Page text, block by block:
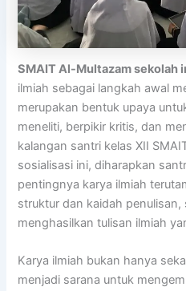
SMAIT Al-Multazam sekolah
ilmiah sebagai langkah awal
merupakan bentuk upaya
meneliti, berpikir kritis, dan
kalangan santri kelas XII
sosialisasi ini, diharapkan
pentingnya karya ilmiah
struktur dan kaidah
menghasilkan tulisan ilmiah
Karya ilmiah bukan hanya
menjadi sarana untuk